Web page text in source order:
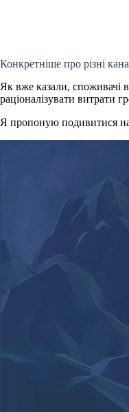
Конкретніше про різні
Як вже казали, споживачі
раціоналізувати витрати
Я пропоную подивитися на